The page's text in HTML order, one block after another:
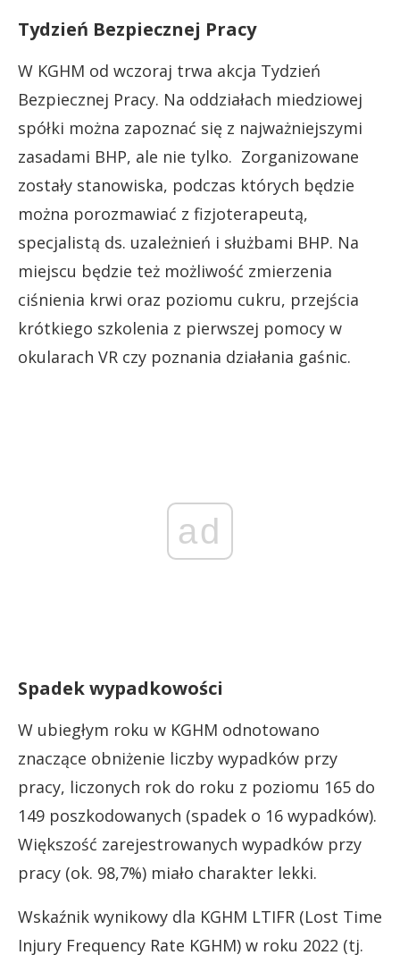
Tydzień Bezpiecznej Pracy
W KGHM od wczoraj trwa akcja Tydzień
Bezpiecznej Pracy. Na oddziałach miedziowej
spółki można zapoznać się z najważniejszymi
zasadami BHP, ale nie tylko. Zorganizowane
zostały stanowiska, podczas których będzie
można porozmawiać z fizjoterapeutą,
specjalistą ds. uzależnień i służbami BHP. Na
miejscu będzie też możliwość zmierzenia
ciśnienia krwi oraz poziomu cukru, przejścia
krótkiego szkolenia z pierwszej pomocy w
okularach VR czy poznania działania gaśnic.
ad
Spadek wypadkowości
W ubiegłym roku w KGHM odnotowano
znaczące obniżenie liczby wypadków przy
pracy, liczonych rok do roku z poziomu 165 do
149 poszkodowanych (spadek o 16 wypadków).
Większość zarejestrowanych wypadków przy
pracy (ok. 98,7%) miało charakter lekki.
Wskaźnik wynikowy dla KGHM LTIFR (Lost Time
Injury Frequency Rate KGHM) w roku 2022 (tj.